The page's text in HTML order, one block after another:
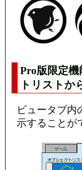
Pro版限定
トリストか
ビュータブ内
示することが